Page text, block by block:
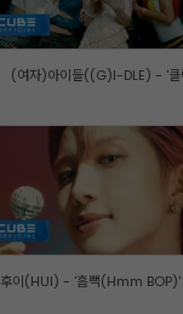
(여자)아이들((G)I-DLE) - '클
후이(HUI) - '흠뻑(Hmm BOP)'